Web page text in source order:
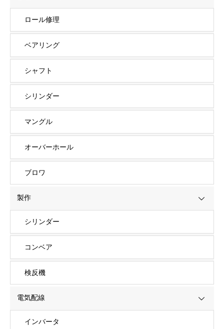
ロール修理
ベアリング
シャフト
シリンダー
マングル
オーバーホール
ブロワ
製作
シリンダー
コンベア
検反機
電気配線
インバータ